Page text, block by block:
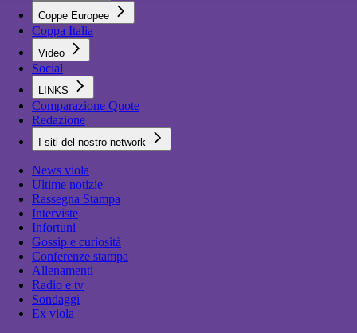
Coppe Europee
Coppa Italia
Video
Social
LINKS
Comparazione Quote
Redazione
I siti del nostro network
News viola
Ultime notizie
Rassegna Stampa
Interviste
Infortuni
Gossip e curiosità
Conferenze stampa
Allenamenti
Radio e tv
Sondaggi
Ex viola